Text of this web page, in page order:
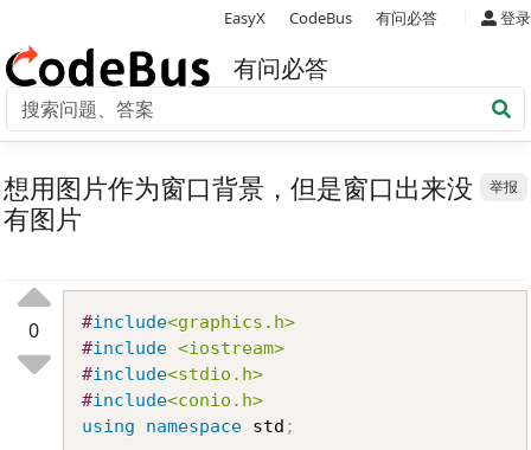
EasyX CodeBus 有问必答 登录
有问必答
举报
想用图片作为窗口背景，但是窗口出来没
有图片
0 #include<graphics.h>
#include <iostream>
#include<stdio.h>
#include<conio.h>
using
namespace std ;